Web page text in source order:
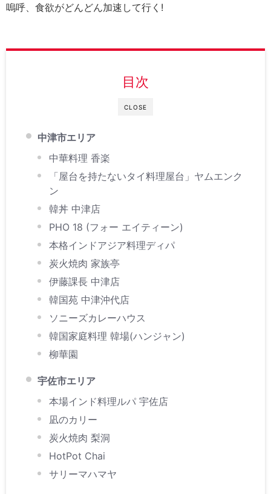
嗚呼、食欲がどんどん加速して行く!
CLOSE
目次
中津市エリア
中華料理 香楽
「屋台を持たないタイ料理屋台」ヤムエンク
ン
韓丼 中津店
PHO 18 (フォー エイティーン)
本格インドアジア料理ディパ
炭火焼肉 家族亭
伊藤課長 中津店
韓国苑 中津沖代店
ソニーズカレーハウス
韓国家庭料理 韓場(ハンジャン)
柳華園
宇佐市エリア
本場インド料理ルパ 宇佐店
凪のカリー
炭火焼肉 梨洞
HotPot Chai
サリーマハマヤ